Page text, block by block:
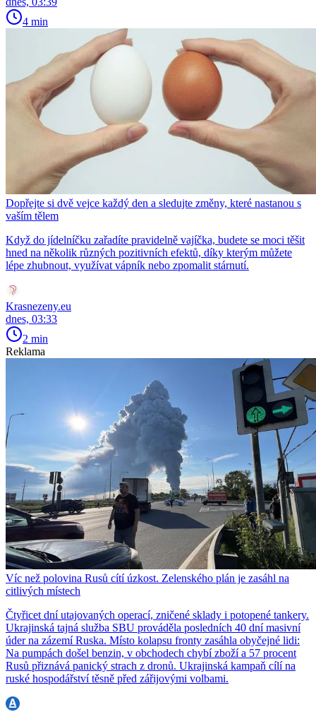
4 min
Dopřejte si dvě vejce každý den a sledujte změny, které nastanou s
vaším tělem
Když do jídelníčku zařadíte pravidelně vajíčka, budete se moci těšit
hned na několik různých pozitivních efektů, díky kterým můžete
lépe zhubnout, využívat vápník nebo zpomalit stárnutí.
Krasnezeny.eu
dnes, 03:33
2 min
Reklama
Víc než polovina Rusů cítí úzkost. Zelenského plán je zasáhl na
citlivých místech
Čtyřicet dní utajovaných operací, zničené sklady i potopené tankery.
Ukrajinská tajná služba SBU prováděla posledních 40 dní masivní
úder na zázemí Ruska. Místo kolapsu fronty zasáhla obyčejné lidi:
Na pumpách došel benzin, v obchodech chybí zboží a 57 procent
Rusů přiznává panický strach z dronů. Ukrajinská kampaň cílí na
ruské hospodářství těsně před zářijovými volbami.